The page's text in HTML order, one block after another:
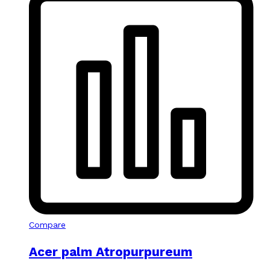
Compare
Acer palm Atropurpureum